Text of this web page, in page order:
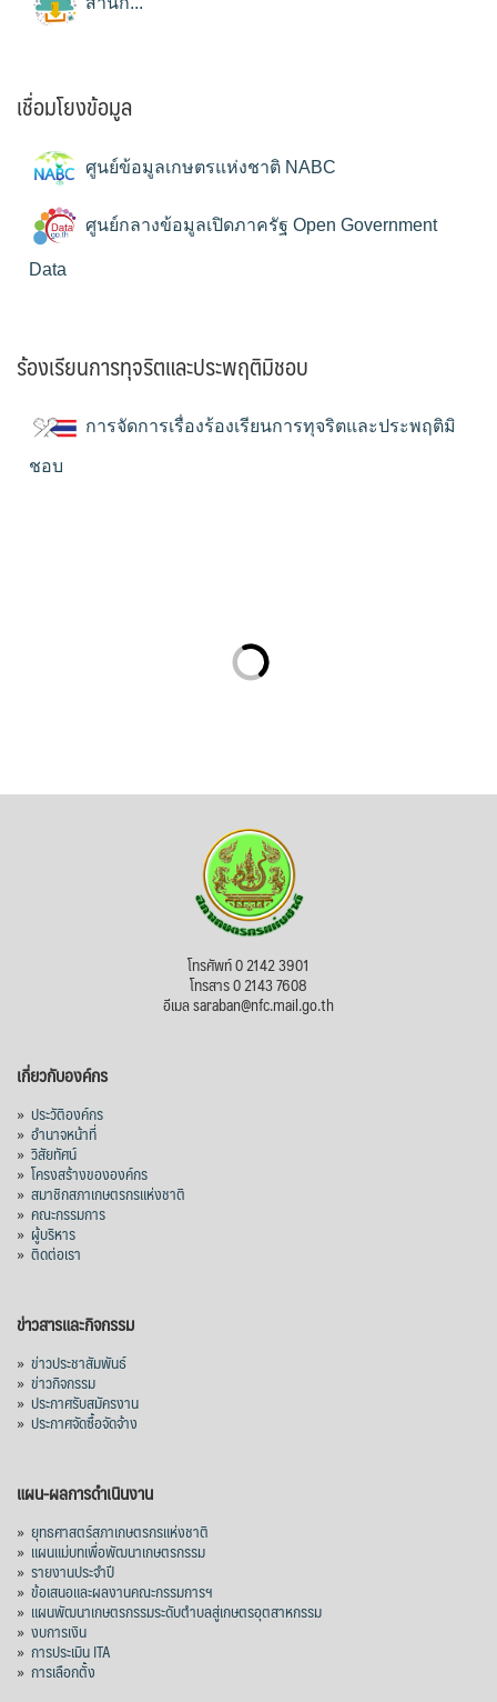
เชื่อมโยงข้อมูล
ศูนย์ข้อมูลเกษตรแห่งชาติ NABC
ศูนย์กลางข้อมูลเปิดภาครัฐ Open Government
Data
ร้องเรียนการทุจริตและประพฤติมิชอบ
การจัดการเรื่องร้องเรียนการทุจริตและประพฤติมิ
ชอบ
โทรศัพท์ 0 2142 3901
โทรสาร 0 2143 7608
อีเมล saraban@nfc.mail.go.th
เกี่ยวกับองค์กร
» ประวัติองค์กร
» อำนาจหน้าที่
» วิสัยทัศน์
» โครงสร้างขององค์กร
» สมาชิกสภาเกษตรกรแห่งชาติ
» คณะกรรมการ
» ผู้บริหาร
» ติดต่อเรา
ข่าวสารและกิจกรรม
» ข่าวประชาสัมพันธ์
» ข่าวกิจกรรม
» ประกาศรับสมัครงาน
» ประกาศจัดซื้อจัดจ้าง
แผน-ผลการดำเนินงาน
» ยุทธศาสตร์สภาเกษตรกรแห่งชาติ
» แผนแม่บทเพื่อพัฒนาเกษตรกรรม
» รายงานประจำปี
» ข้อเสนอและผลงานคณะกรรมการฯ
» แผนพัฒนาเกษตรกรรมระดับตำบลสู่เกษตรอุตสาหกรรม
» งบการเงิน
» การประเมิน ITA
» การเลือกตั้ง